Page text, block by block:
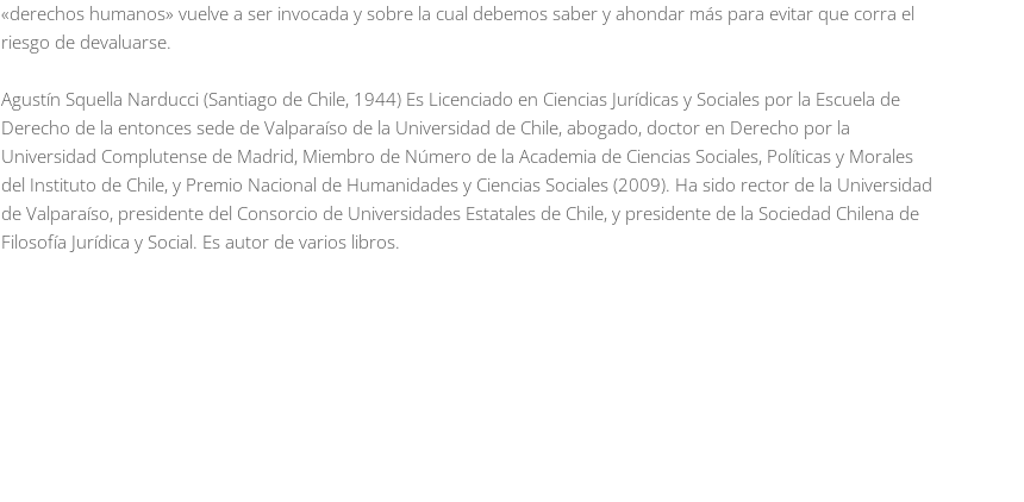
«derechos humanos» vuelve a ser invocada y sobre la cual debemos saber y ahondar más para evitar que corra el
riesgo de devaluarse.
Agustín Squella Narducci (Santiago de Chile, 1944) Es Licenciado en Ciencias Jurídicas y Sociales por la Escuela de
Derecho de la entonces sede de Valparaíso de la Universidad de Chile, abogado, doctor en Derecho por la
Universidad Complutense de Madrid, Miembro de Número de la Academia de Ciencias Sociales, Políticas y Morales
del Instituto de Chile, y Premio Nacional de Humanidades y Ciencias Sociales (2009). Ha sido rector de la Universidad
de Valparaíso, presidente del Consorcio de Universidades Estatales de Chile, y presidente de la Sociedad Chilena de
Filosofía Jurídica y Social. Es autor de varios libros.